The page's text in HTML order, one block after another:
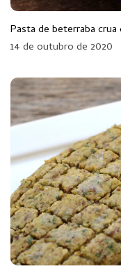
Pasta de beterraba
14 de outubro de 2020